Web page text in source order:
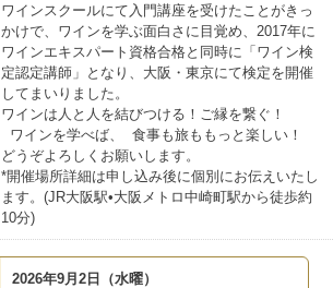
ワインスクールにて入門講座を受けたことがきっ
かけで、ワインを学ぶ面白さに目覚め、2017年に
ワインエキスパート資格合格と同時に「ワイン検
定認定講師」となり、大阪・東京にて検定を開催
してまいりました。
ワインは人と人を結びつける！ご縁を繋ぐ！
ワインを学べば、 食事も旅ももっと楽しい！
どうぞよろしくお願いします。
*開催場所詳細は申し込み後に個別にお伝えいたし
ます。(JR大阪駅•大阪メトロ中崎町駅から徒歩約
10分)
2026年9月2日（水曜）